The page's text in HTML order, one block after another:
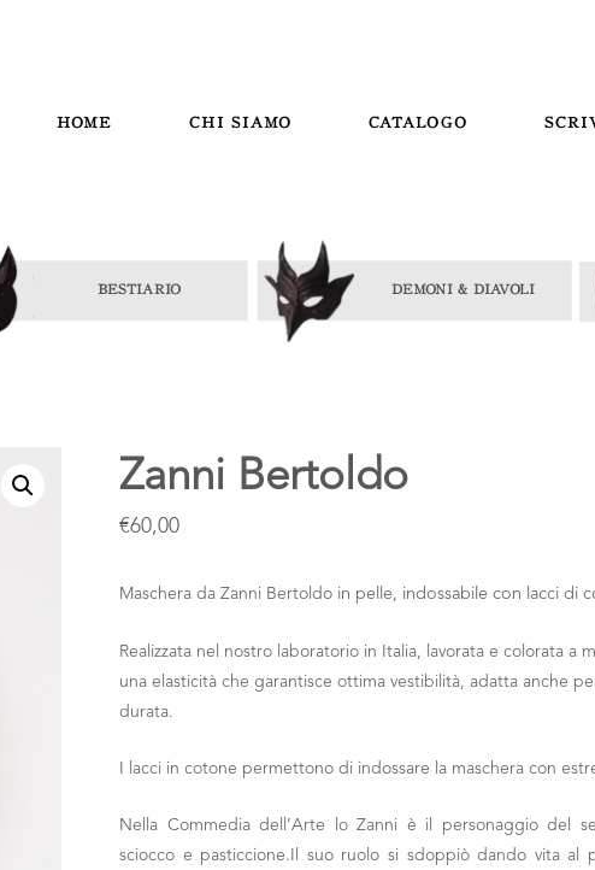
HOME CHI SIAMO CATALOGO
Zanni Bertoldo
€60,00
Maschera da Zanni Bertoldo in pelle, indossabile con lacci di
Realizzata nel nostro laboratorio in Italia, lavorata e colorata a
una elasticità che garantisce ottima vestibilità, adatta anche
durata.
I lacci in cotone permettono di indossare la maschera con
Nella Commedia dell’Arte lo Zanni è il personaggio del
sciocco e pasticcione.Il suo ruolo si sdoppiò dando vita al